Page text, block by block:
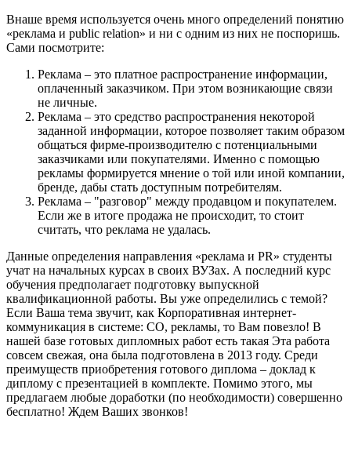
Внаше время используется очень много определений понятию
«реклама и public relation» и ни с одним из них не поспоришь.
Сами посмотрите:
Реклама – это платное распространение информации,
оплаченный заказчиком. При этом возникающие связи
не личные.
Реклама – это средство распространения некоторой
заданной информации, которое позволяет таким образом
общаться фирме-производителю с потенциальными
заказчиками или покупателями. Именно с помощью
рекламы формируется мнение о той или иной компании,
бренде, дабы стать доступным потребителям.
Реклама – "разговор" между продавцом и покупателем.
Если же в итоге продажа не происходит, то стоит
считать, что реклама не удалась.
Данные определения направления «реклама и PR» студенты
учат на начальных курсах в своих ВУЗах. А последний курс
обучения предполагает подготовку выпускной
квалификационной работы. Вы уже определились с темой?
Если Ваша тема звучит, как Корпоративная интернет-
коммуникация в системе: СО, рекламы, то Вам повезло! В
нашей базе готовых дипломных работ есть такая Эта работа
совсем свежая, она была подготовлена в 2013 году. Среди
преимуществ приобретения готового диплома – доклад к
диплому с презентацией в комплекте. Помимо этого, мы
предлагаем любые доработки (по необходимости) совершенно
бесплатно! Ждем Ваших звонков!